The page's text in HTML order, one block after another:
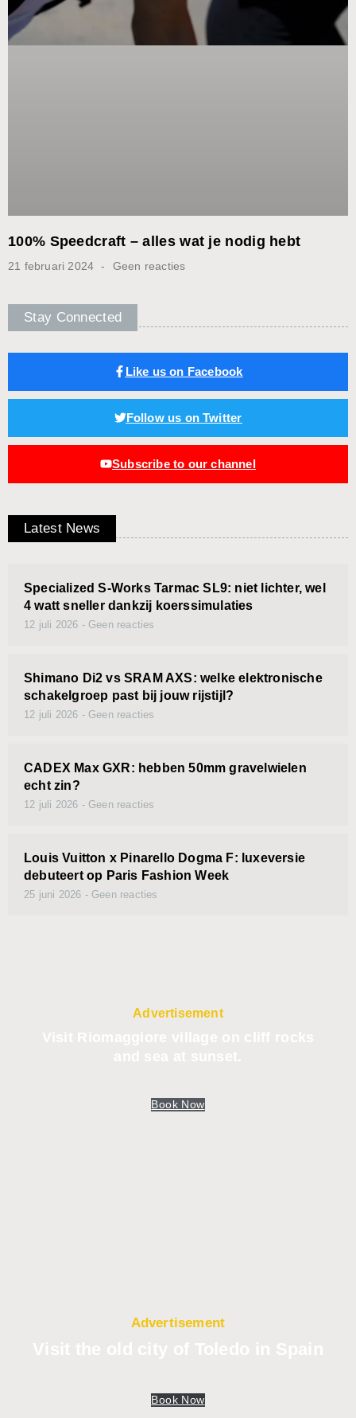
100% Speedcraft – alles wat je nodig hebt
21 februari 2024 Geen reacties
Stay Connected
Like us on Facebook
Follow us on Twitter
Subscribe to our channel
Latest News
Specialized S-Works Tarmac SL9: niet lichter, wel
4 watt sneller dankzij koerssimulaties
12 juli 2026 Geen reacties
Shimano Di2 vs SRAM AXS: welke elektronische
schakelgroep past bij jouw rijstijl?
12 juli 2026 Geen reacties
CADEX Max GXR: hebben 50mm gravelwielen
echt zin?
12 juli 2026 Geen reacties
Louis Vuitton x Pinarello Dogma F: luxeversie
debuteert op Paris Fashion Week
25 juni 2026 Geen reacties
Advertisement
Book Now
Advertisement
Book Now